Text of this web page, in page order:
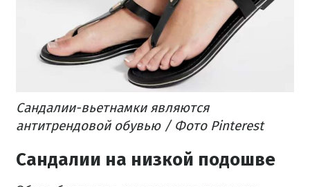
Сандалии-вьетнамки являются
антитрендовой обувью / Фото Pinterest
Сандалии на низкой подошве